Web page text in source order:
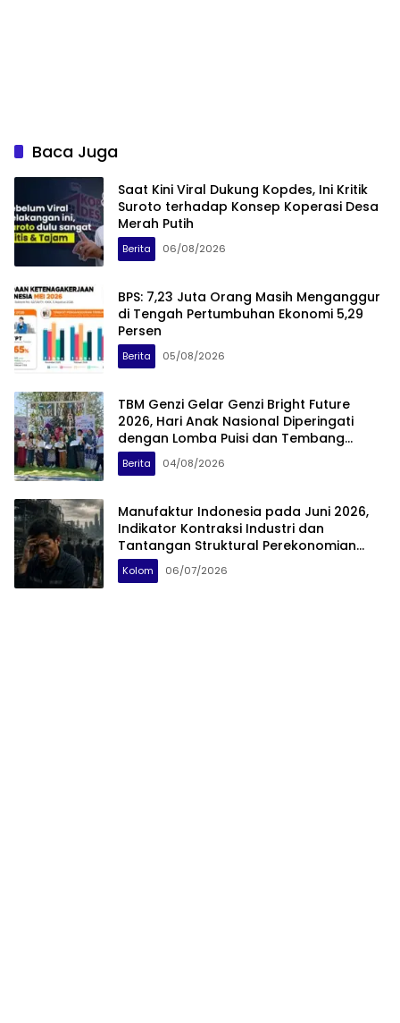
Baca Juga
Saat Kini Viral Dukung Kopdes, Ini Kritik
Suroto terhadap Konsep Koperasi Desa
Merah Putih
Berita 06/08/2026
BPS: 7,23 Juta Orang Masih Menganggur
di Tengah Pertumbuhan Ekonomi 5,29
Persen
Berita 05/08/2026
TBM Genzi Gelar Genzi Bright Future
2026, Hari Anak Nasional Diperingati
dengan Lomba Puisi dan Tembang
Dolanan
Berita 04/08/2026
Manufaktur Indonesia pada Juni 2026,
Indikator Kontraksi Industri dan
Tantangan Struktural Perekonomian
Nasional
Kolom 06/07/2026